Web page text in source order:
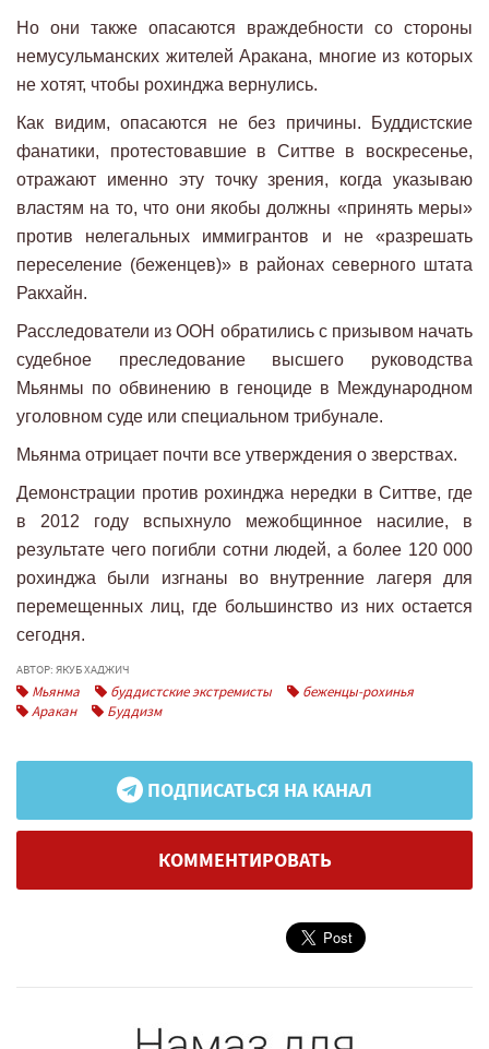
Но они также опасаются враждебности со стороны
немусульманских жителей Аракана, многие из которых
не хотят, чтобы рохинджа вернулись.
Как видим, опасаются не без причины. Буддистские
фанатики, протестовавшие в Ситтве в воскресенье,
отражают именно эту точку зрения, когда указываю
властям на то, что они якобы должны «принять меры»
против нелегальных иммигрантов и не «разрешать
переселение (беженцев)» в районах северного штата
Ракхайн.
Расследователи из ООН обратились с призывом начать
судебное преследование высшего руководства
Мьянмы по обвинению в геноциде в Международном
уголовном суде или специальном трибунале.
Мьянма отрицает почти все утверждения о зверствах.
Демонстрации против рохинджа нередки в Ситтве, где
в 2012 году вспыхнуло межобщинное насилие, в
результате чего погибли сотни людей, а более 120 000
рохинджа были изгнаны во внутренние лагеря для
перемещенных лиц, где большинство из них остается
сегодня.
АВТОР: ЯКУБ ХАДЖИЧ
Мьянма буддистские экстремисты
беженцы-рохинья
Аракан
Буддизм
ПОДПИСАТЬСЯ НА КАНАЛ
КОММЕНТИРОВАТЬ